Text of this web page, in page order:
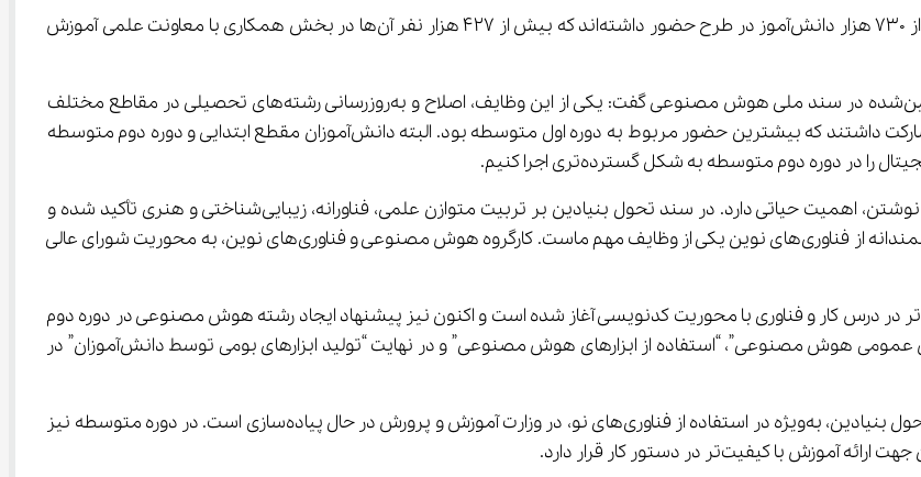
وی تصریح کرد: بر اساس آخرین آمار، از زمان آغاز این هدف‌گذاری، بیش از 730 هزار دانش‌آموز در طرح حضور داشته‌اند که بیش از 427 هزار نفر آن‌ها در بخش همکاری با معاونت علمی آموزش
معاون آموزش متوسطه وزارت آموزش و پرورش با اشاره به تکالیف تعیین‌شده در سند ملی هوش مصنوعی گفت: یکی از این وظایف، اصلاح و به‌روزرسانی رشته‌های تحصیلی در مقاطع مختلف
است. خوشبختانه در این دوره، دانش‌آموزان تمام پایه‌های تحصیلی مشارکت داشتند که بیشترین حضور مربوط به دوره اول متوسطه بود. البته دانش‌آموزان مقطع ابتدایی و دوره دوم متوسطه
وی افزود: باور ما این است که سواد دیجیتال، همانند مهارت خواندن و نوشتن، اهمیت حیاتی دارد. در سند تحول بنیادین بر تربیت متوازن علمی، فناورانه، زیبایی‌شناختی و هنری تأکید شده و
خانواده‌ها نقش اساسی در این فرآیند دارند. همچنین، بهره‌مندی هوشمندانه از فناوری‌های نوین یکی از وظایف مهم ماست. کارگروه هوش مصنوعی و فناوری‌های نوین، به محوریت شورای عالی
آذرکیش خاطرنشان کرد: محتوای درسی مرتبط با هوش مصنوعی پیش‌تر در درس کار و فناوری با محوریت کدنویسی آغاز شده است و اکنون نیز پیشنهاد ایجاد رشته هوش مصنوعی در دوره دوم
متوسطه را پیگیری می‌کنیم. سه مسیر اصلی این آموزش شامل “آموزش عمومی هوش مصنوعی”، “استفاده از ابزارهای هوش مصنوعی” و در نهایت “تولید ابزارهای بومی توسط دانش‌آموزان” در
وی گفت: تکالیف پیش‌بینی‌شده در سند ملی هوش مصنوعی و سند تحول بنیادین، به‌ویژه در استفاده از فناوری‌های نو، در وزارت آموزش و پرورش در حال پیاده‌سازی است. در دوره متوسطه نیز